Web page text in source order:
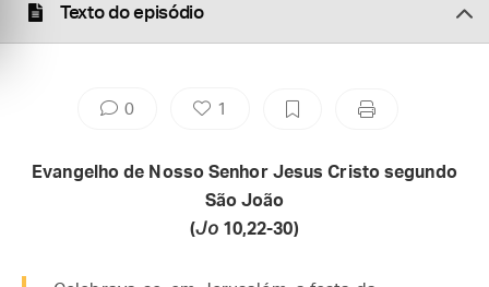
Texto do episódio
0 1
Evangelho de Nosso Senhor Jesus Cristo segundo
São João
(Jo10,22-30)